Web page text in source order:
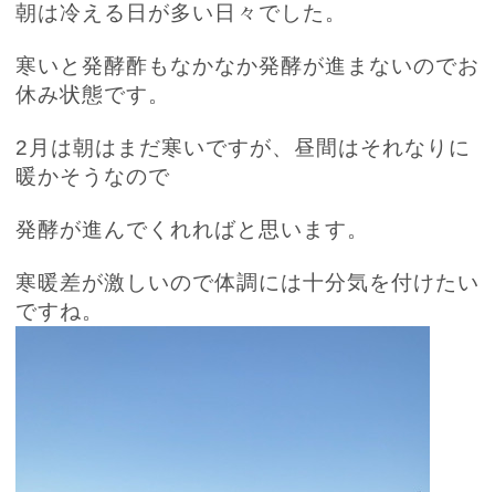
朝は冷える日が多い日々でした。
寒いと発酵酢もなかなか発酵が進まないのでお
休み状態です。
2 月は朝はまだ寒いですが、昼間はそれなりに
暖かそうなので
発酵が進んでくれればと思います。
寒暖差が激しいので体調には十分気を付けたい
ですね。